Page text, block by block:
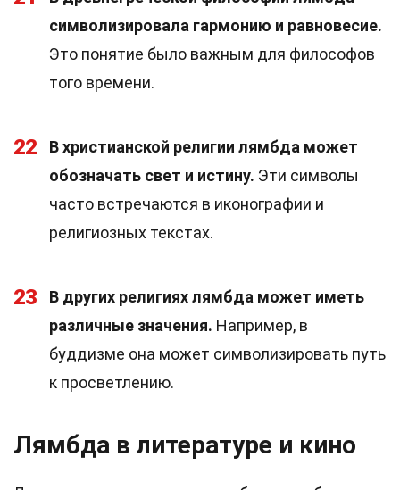
символизировала гармонию и равновесие.
Это понятие было важным для философов
того времени.
22
В христианской религии лямбда может
обозначать свет и истину. Эти символы
часто встречаются в иконографии и
религиозных текстах.
23
В других религиях лямбда может иметь
различные значения. Например, в
буддизме она может символизировать путь
к просветлению.
Лямбда в литературе и кино